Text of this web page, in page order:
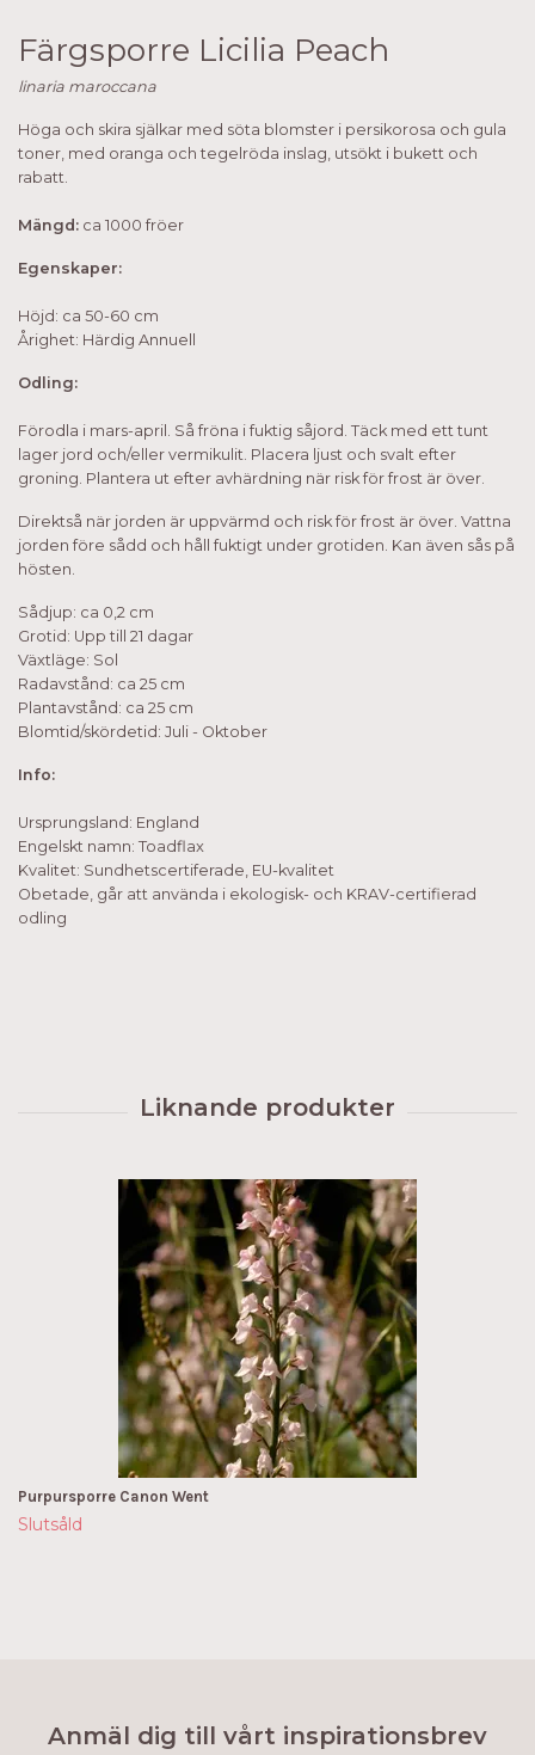
Färgsporre Licilia Peach
linaria maroccana
Höga och skira själkar med söta blomster i persikorosa och gula
toner, med oranga och tegelröda inslag, utsökt i bukett och
rabatt.
Mängd: ca 1000 fröer
Egenskaper:
Höjd: ca 50-60 cm
Årighet: Härdig Annuell
Odling:
Förodla i mars-april. Så fröna i fuktig såjord. Täck med ett tunt
lager jord och/eller vermikulit. Placera ljust och svalt efter
groning. Plantera ut efter avhärdning när risk för frost är över.
Direktså när jorden är uppvärmd och risk för frost är över. Vattna
jorden före sådd och håll fuktigt under grotiden. Kan även sås på
hösten.
Sådjup: ca 0,2 cm
Grotid: Upp till 21 dagar
Växtläge: Sol
Radavstånd: ca 25 cm
Plantavstånd: ca 25 cm
Blomtid/skördetid: Juli - Oktober
Info:
Ursprungsland: England
Engelskt namn: Toadflax
Kvalitet: Sundhetscertiferade, EU-kvalitet
Obetade, går att använda i ekologisk- och KRAV-certifierad
odling
Purpursporre Canon Went
Slutsåld
Anmäl dig till vårt inspirationsbrev